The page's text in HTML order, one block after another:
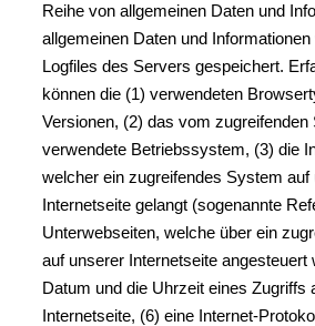
Reihe von allgemeinen Daten und
allgemeinen Daten und
Logfiles des Servers gespeichert.
können die (1) verwendeten
Versionen, (2) das vom zugreifenden
verwendete Betriebssystem, (3) die
welcher ein zugreifendes System auf
Internetseite gelangt (sogenannte
Unterwebseiten, welche über ein
auf unserer Internetseite angesteuert
Datum und die Uhrzeit eines Zugriffs
Internetseite, (6) eine Internet-